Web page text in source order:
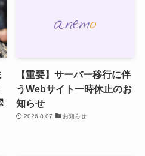
【重要】サーバー移行に伴
うWebサイト一時休止のお
知らせ
2026.8.07 お知らせ